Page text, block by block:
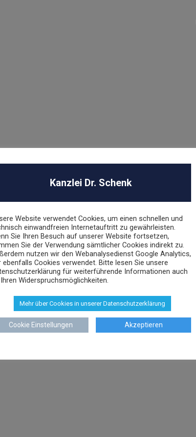
Kanzlei Dr. Schenk
Website verwendet Cookies, um einen schnellen und
einwandfreien Internetauftritt zu gewährleisten.
Sie Ihren Besuch auf unserer Website fortsetzen,
Sie der Verwendung sämtlicher Cookies indirekt zu.
nutzen wir den Webanalysedienst Google Analytics,
ebenfalls Cookies verwendet. Bitte lesen Sie unsere
für weiterführende Informationen auch
Widerspruchsmöglichkeiten.
Mehr über Cookies in unserer Datenschutzerklärung
Cookie Einstellungen Akzeptieren